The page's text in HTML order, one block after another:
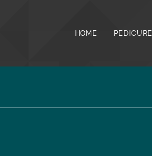
HOME PEDICURE